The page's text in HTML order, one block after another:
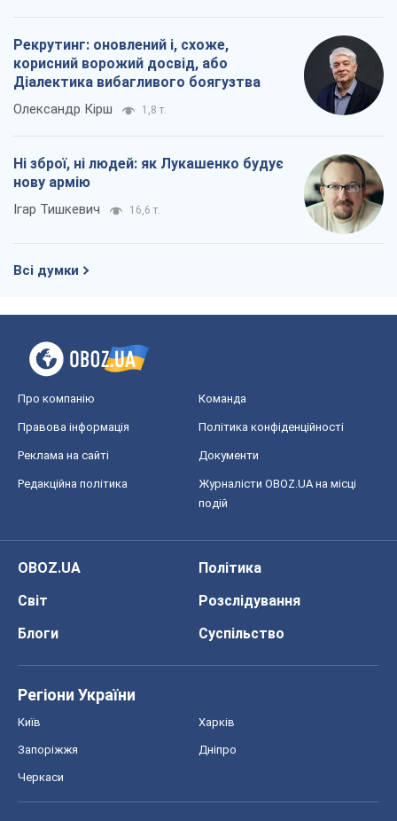
Рекрутинг: оновлений і, схоже,
корисний ворожий досвід, або
Діалектика вибагливого боягузтва
Олександр Кірш 1,8 т.
Ні зброї, ні людей: як Лукашенко будує
нову армію
Ігар Тишкевич 16,6 т.
Всі думки
Про компанію Команда
Правова інформація Політика конфіденційності
Реклама на сайті Документи
Редакційна політика
Журналісти OBOZ.UA на місці
подій
OBOZ.UA
Політика
Світ
Розслідування
Блоги
Суспільство
Регіони України
Київ Харків
Запоріжжя Дніпро
Черкаси